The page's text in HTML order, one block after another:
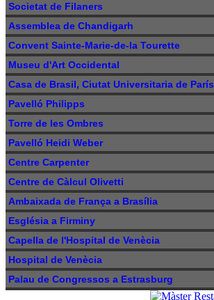
Societat de Filaners
Assemblea de Chandigarh
Convent Sainte-Marie-de-la Tourette
Museu d'Art Occidental
Casa de Brasil, Ciutat Universitaria de París
Pavelló Philipps
Torre de les Ombres
Pavelló Heidi Weber
Centre Carpenter
Centre de Càlcul Olivetti
Ambaixada de França a Brasília
Església a Firminy
Capella de l'Hospital de Venècia
Hospital de Venècia
Palau de Congressos a Estrasburg